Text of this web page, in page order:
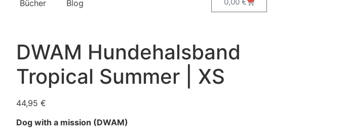
Bücher Blog
DWAM Hundehalsband
Tropical Summer | XS
44,95 €
Dog with a mission (DWAM)